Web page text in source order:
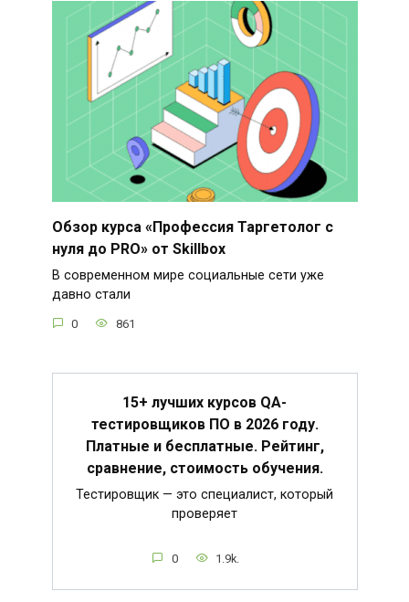
Обзор курса «Профессия Таргетолог с
нуля до PRO» от Skillbox
В современном мире социальные сети уже
давно стали
0 861
15+ лучших курсов QA-
тестировщиков ПО в 2026 году.
Платные и бесплатные. Рейтинг,
сравнение, стоимость обучения.
Тестировщик — это специалист, который
проверяет
0 1.9k.